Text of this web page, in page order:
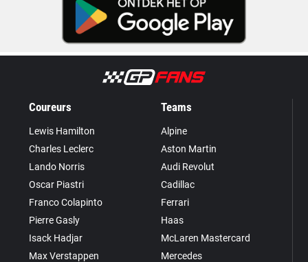
Coureurs
Lewis Hamilton
Charles Leclerc
Lando Norris
Oscar Piastri
Franco Colapinto
Pierre Gasly
Isack Hadjar
Max Verstappen
Teams
Alpine
Aston Martin
Audi Revolut
Cadillac
Ferrari
Haas
McLaren Mastercard
Mercedes